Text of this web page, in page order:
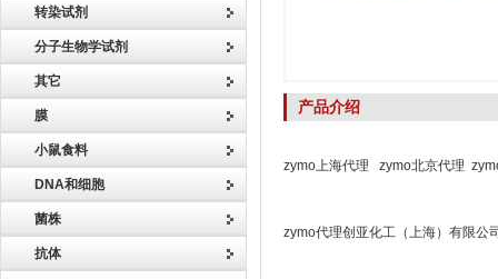
转染试剂
分子生物学试剂
其它
膜
小鼠食料
DNA和细胞
菌株
抗体
产品介绍
zymo上海代理 zymo北京代理
zymo代理创亚化工（上海）有限公